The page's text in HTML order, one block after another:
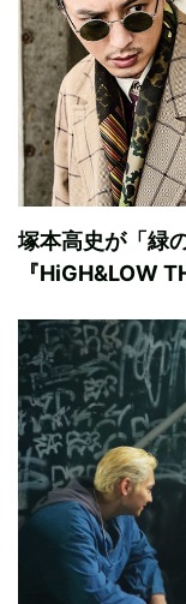
塚本高史が「緑
『HiGH&LOW